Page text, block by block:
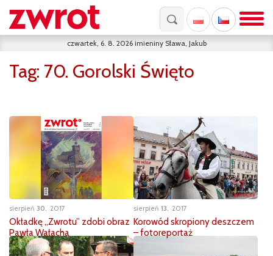
czwartek, 6. 8. 2026 imieniny Sława, Jakub
Tag: 70. Gorolski Święto
sierpień 30 2017
Okładkę „Zwrotu” zdobi obraz
Pawła Wałacha
sierpień 13 2017
Korowód skropiony deszczem
– fotoreportaż